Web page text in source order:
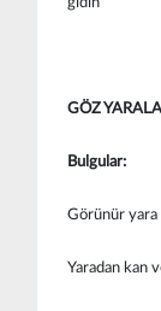
GÖZ
Bulgular:
Görünür yara
Yaradan kan